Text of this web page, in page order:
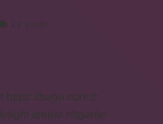
14 Yorum
https://begu.com.tr
knight online
nttgame